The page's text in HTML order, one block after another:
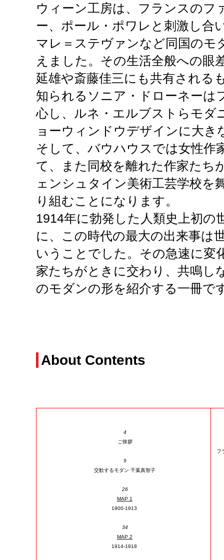
ウィーン工房は、フランスのフ
ー、ポール・ポワレと刺激し合
マレ＝ステヴァンなど同国のモ
えました。その生活全般への眼
延雄や斎藤佳三にも共有される
知られるソニア・ドローネーは
心し、ルネ・エルブストらモダ
ョーウィンドウデザインに大き
そして、バウハウスでは女性作
て、また同校を離れた作家たち
ェンシュタイン美術工芸学校を
り組むことになります。
1914年に勃発した人類史上初の
に、この時代の最大の出来事は
いうことでした。その急速に変
家たちがときに交わり、共鳴し
のモダンの形を紹介する一冊で
About Contents
4
ご挨拶
9
交歓するモダン 千葉真智子
26
MAP 1
1900-1913
34
MAP 2
1914-1918
フ